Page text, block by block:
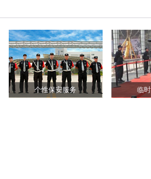
个性保安服务 临